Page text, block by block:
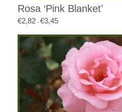
Rosa ‘Pink Blanket’
€2,82 - €3,45Prijsklasse:
€3,45